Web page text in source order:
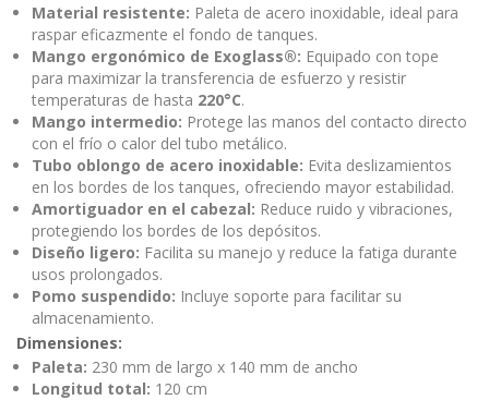
Material resistente: Paleta de acero inoxidable, ideal para
raspar eficazmente el fondo de tanques.
Mango ergonómico de Exoglass®: Equipado con tope
para maximizar la transferencia de esfuerzo y resistir
temperaturas de hasta 220°C.
Mango intermedio: Protege las manos del contacto directo
con el frío o calor del tubo metálico.
Tubo oblongo de acero inoxidable: Evita deslizamientos
en los bordes de los tanques, ofreciendo mayor estabilidad.
Amortiguador en el cabezal: Reduce ruido y vibraciones,
protegiendo los bordes de los depósitos.
Diseño ligero: Facilita su manejo y reduce la fatiga durante
usos prolongados.
Pomo suspendido: Incluye soporte para facilitar su
almacenamiento.
Dimensiones:
Paleta: 230 mm de largo x 140 mm de ancho
Longitud total: 120 cm